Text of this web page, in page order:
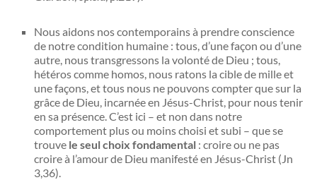
Nous aidons nos contemporains à prendre conscience
de notre condition humaine : tous, d’une façon ou d’une
autre, nous transgressons la volonté de Dieu ; tous,
hétéros comme homos, nous ratons la cible de mille et
une façons, et tous nous ne pouvons compter que sur la
grâce de Dieu, incarnée en Jésus-Christ, pour nous tenir
en sa présence. C’est ici – et non dans notre
comportement plus ou moins choisi et subi – que se
trouve le seul choix fondamental : croire ou ne pas
croire à l’amour de Dieu manifesté en Jésus-Christ (Jn
3,36).